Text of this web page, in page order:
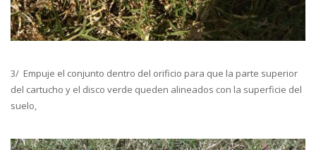
3/ Empuje el conjunto dentro del orificio para que la parte superior
del cartucho y el disco verde queden alineados con la superficie del
suelo,